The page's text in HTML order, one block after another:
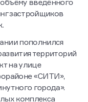
введённого
застройщиков
пополнился
территорий
на улице
«СИТИ»,
города».